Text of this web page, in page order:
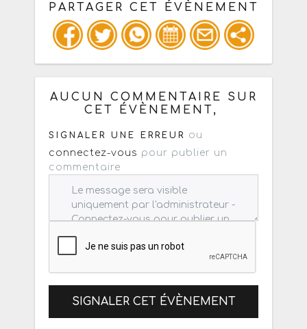
PARTAGER CET ÉVÈNEMENT
Copiez les infos ci-dessous pour un
: mail / forum / réseau social
AUCUN COMMENTAIRE SUR
CET ÉVÈNEMENT,
SIGNALER UNE ERREUR
ou
connectez-vous pour publier un
commentaire
SIGNALER CET ÉVÈNEMENT